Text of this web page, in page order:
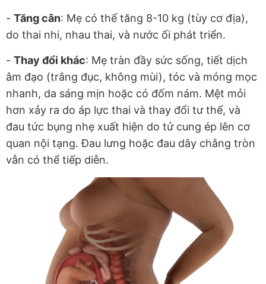
- Tăng cân: Mẹ có thể tăng 8-10 kg (tùy cơ địa),
do thai nhi, nhau thai, và nước ối phát triển.
- Thay đổi khác: Mẹ tràn đầy sức sống, tiết dịch
âm đạo (trắng đục, không mùi), tóc và móng mọc
nhanh, da sáng mịn hoặc có đốm nám. Mệt mỏi
hơn xảy ra do áp lực thai và thay đổi tư thế, và
đau tức bụng nhẹ xuất hiện do tử cung ép lên cơ
quan nội tạng. Đau lưng hoặc đau dây chằng tròn
vẫn có thể tiếp diễn.